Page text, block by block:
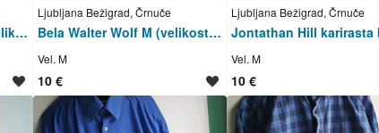
Bela Taylor & Butler M (velikost) srajca z dolgimi rokavi Bela Walter Wolf M (velikost) srajca z dolgimi rokavi
Ljubljana Bežigrad, Črnuče
Vel. M
10 €
Ljubljana Bežigrad, Črnuče
Vel. M
10 €